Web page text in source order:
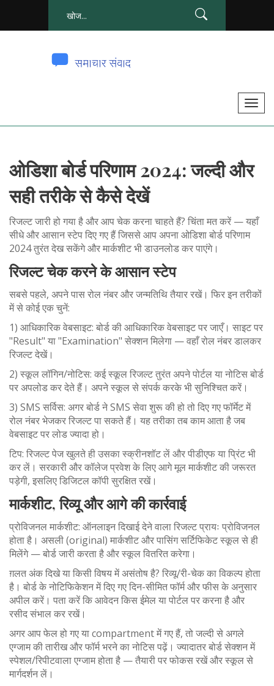
टॉ
सं
त
ओडिशा बोर्ड परिणाम 2024: जल्दी और
सही तरीके से कैसे देखें
रिजल्ट जारी हो गया है और आप चेक करना चाहते हैं? चिंता मत करें — यहाँ
सीधे और आसान स्टेप दिए गए हैं जिससे आप अपना ओडिशा बोर्ड परिणाम
2024 तुरंत देख सकेंगे और मार्कशीट भी डाउनलोड कर पाएंगे।
रिजल्ट चेक करने के आसान स्टेप
सबसे पहले, अपने पास रोल नंबर और जन्मतिथि तैयार रखें। फिर इन तरीकों
में से कोई एक चुनें:
1) आधिकारिक वेबसाइट: बोर्ड की आधिकारिक वेबसाइट पर जाएँ। साइट पर
"Result" या "Examination" सेक्शन मिलेगा — वहाँ रोल नंबर डालकर
रिजल्ट देखें।
2) स्कूल लॉगिन/नोटिस: कई स्कूल रिजल्ट तुरंत अपने पोर्टल या नोटिस बोर्ड
पर अपलोड कर देते हैं। अपने स्कूल से संपर्क करके भी सुनिश्चित करें।
3) SMS सर्विस: अगर बोर्ड ने SMS सेवा शुरू की हो तो दिए गए फॉर्मेट में
रोल नंबर भेजकर रिजल्ट पा सकते हैं। यह तरीका तब काम आता है जब
वेबसाइट पर लोड ज्यादा हो।
टिप: रिजल्ट पेज खुलते ही उसका स्क्रीनशॉट लें और पीडीएफ या प्रिंट भी
कर लें। सरकारी और कॉलेज प्रवेश के लिए आगे मूल मार्कशीट की जरूरत
पड़ेगी, इसलिए डिजिटल कॉपी सुरक्षित रखें।
मार्कशीट, रिव्यू और आगे की कार्रवाई
प्रोविजनल मार्कशीट: ऑनलाइन दिखाई देने वाला रिजल्ट प्रायः प्रोविजनल
होता है। असली (original) मार्कशीट और पासिंग सर्टिफिकेट स्कूल से ही
मिलेंगे — बोर्ड जारी करता है और स्कूल वितरित करेगा।
ग़लत अंक दिखे या किसी विषय में असंतोष है? रिव्यू/री-चेक का विकल्प होता
है। बोर्ड के नोटिफिकेशन में दिए गए दिन-सीमित फॉर्म और फीस के अनुसार
अपील करें। पता करें कि आवेदन किस ईमेल या पोर्टल पर करना है और
रसीद संभाल कर रखें।
अगर आप फेल हो गए या compartment में गए हैं, तो जल्दी से अगले
एग्जाम की तारीख और फॉर्म भरने का नोटिस पढ़ें। ज्यादातर बोर्ड सेक्शन में
स्पेशल/रिपीटवाला एग्जाम होता है — तैयारी पर फोकस रखें और स्कूल से
मार्गदर्शन लें।